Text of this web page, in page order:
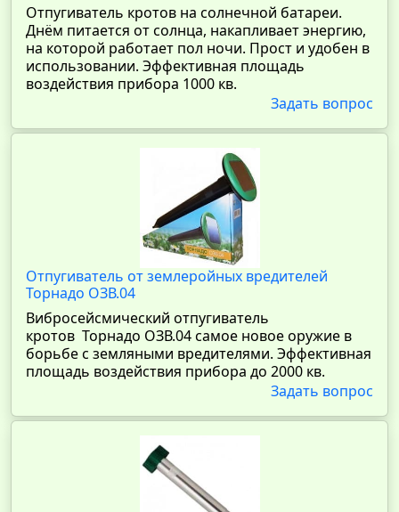
Отпугиватель кротов на солнечной батареи.
Днём питается от солнца, накапливает энергию,
на которой работает пол ночи. Прост и удобен в
использовании. Эффективная площадь
воздействия прибора 1000 кв.
Задать вопрос
Отпугиватель от землеройных вредителей
Торнадо ОЗВ.04
Вибросейсмический отпугиватель
кротов Торнадо ОЗВ.04 самое новое оружие в
борьбе с земляными вредителями. Эффективная
площадь воздействия прибора до 2000 кв.
Задать вопрос